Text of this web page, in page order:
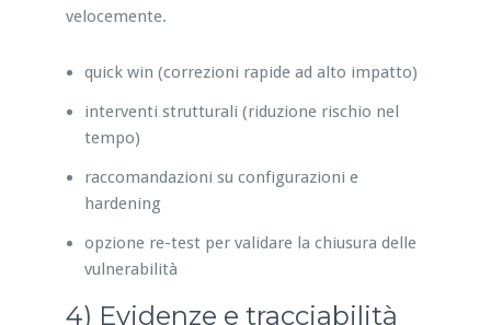
velocemente.
quick win (correzioni rapide ad alto impatto)
interventi strutturali (riduzione rischio nel
tempo)
raccomandazioni su configurazioni e
hardening
opzione re-test per validare la chiusura delle
vulnerabilità
4) Evidenze e tracciabilità